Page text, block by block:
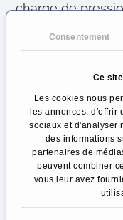
Consentement
Ce
Les cookies nous
les annonces, d'offrir
sociaux et d'analyser
des informations
partenaires de
peuvent combiner
vous leur avez
charge de
cartilage s'use
endroits.
traumatisme et
symptômes, car
compenser
dommage ou la